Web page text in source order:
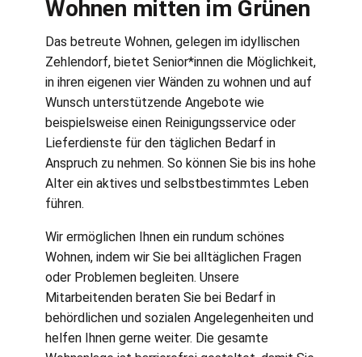
Wohnen mitten im Grünen
Das betreute Wohnen, gelegen im idyllischen
Zehlendorf, bietet Senior*innen die Möglichkeit,
in ihren eigenen vier Wänden zu wohnen und auf
Wunsch unterstützende Angebote wie
beispielsweise einen Reinigungsservice oder
Lieferdienste für den täglichen Bedarf in
Anspruch zu nehmen. So können Sie bis ins hohe
Alter ein aktives und selbstbestimmtes Leben
führen.
Wir ermöglichen Ihnen ein rundum schönes
Wohnen, indem wir Sie bei alltäglichen Fragen
oder Problemen begleiten. Unsere
Mitarbeitenden beraten Sie bei Bedarf in
behördlichen und sozialen Angelegenheiten und
helfen Ihnen gerne weiter. Die gesamte